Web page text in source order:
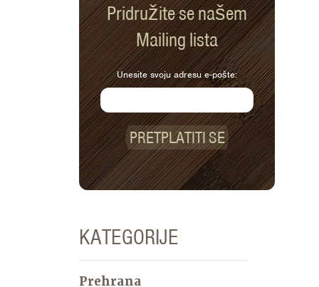
Pridružite se našem
Mailing lista
Unesite svoju adresu e-pošte:
PRETPLATITI SE
KATEGORIJE
Prehrana